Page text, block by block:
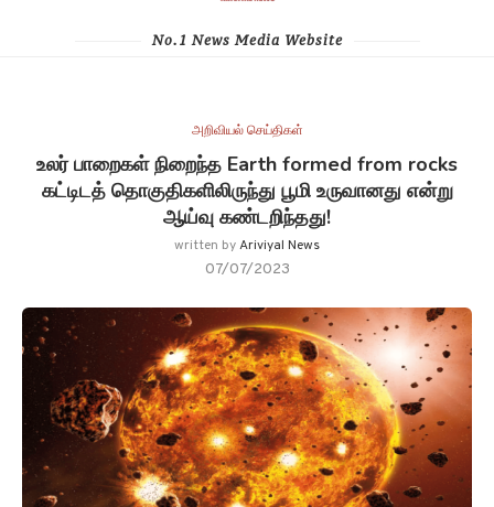
No.1 News Media Website
அறிவியல் செய்திகள்
உலர் பாறைகள் நிறைந்த Earth formed from rocks
கட்டிடத் தொகுதிகளிலிருந்து பூமி உருவானது என்று
ஆய்வு கண்டறிந்தது!
written byAriviyal News
07/07/2023